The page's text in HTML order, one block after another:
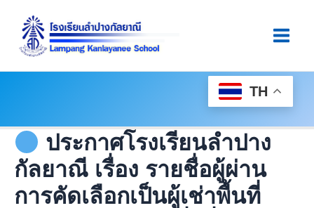
Content
TH
ประกาศโรงเรียนลำปาง
กัลยาณี เรื่อง รายชื่อผู้ผ่าน
การคัดเลือกเป็นผู้เช่าพื้นที่
Navigation